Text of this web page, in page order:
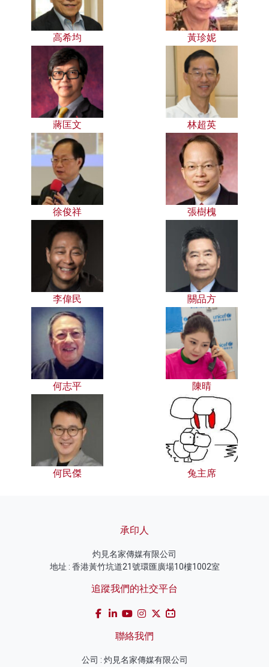
高希均 黃珍妮
蔣匡文 林超英
徐俊祥 張樹槐
李偉民 關品方
何志平 陳晴
何民傑 兔主席
承印人
灼見名家傳媒有限公司
地址 : 香港黃竹坑道21號環匯廣場10樓1002室
追蹤我們的社交平台
聯絡我們
公司 : 灼見名家傳媒有限公司